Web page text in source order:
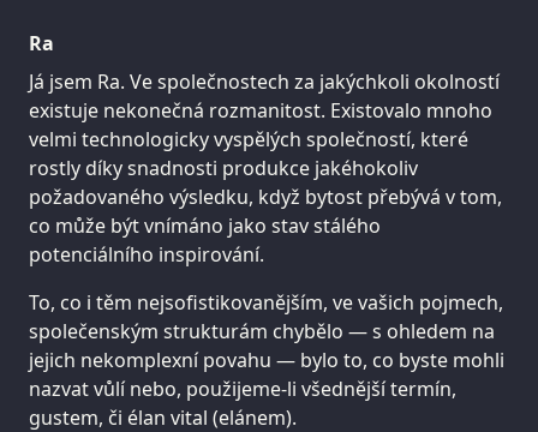
Ra
Já jsem Ra. Ve společnostech za jakýchkoli okolností
existuje nekonečná rozmanitost. Existovalo mnoho
velmi technologicky vyspělých společností, které
rostly díky snadnosti produkce jakéhokoliv
požadovaného výsledku, když bytost přebývá v tom,
co může být vnímáno jako stav stálého
potenciálního inspirování.
To, co i těm nejsofistikovanějším, ve vašich pojmech,
společenským strukturám chybělo — s ohledem na
jejich nekomplexní povahu — bylo to, co byste mohli
nazvat vůlí nebo, použijeme-li všednější termín,
gustem, či élan vital (elánem).